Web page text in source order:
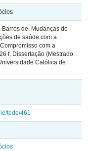
de. Mudanças de
de saúde com a
com a
f. Dissertação (Mestrado
Católica de
tede/461